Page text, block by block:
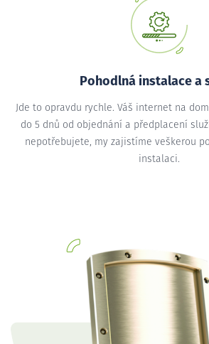
Pohodlná instalace a
Jde to opravdu rychle. Váš internet na
do 5 dnů od objednání a předplacení
nepotřebujete, my zajistíme veškerou
instalaci.